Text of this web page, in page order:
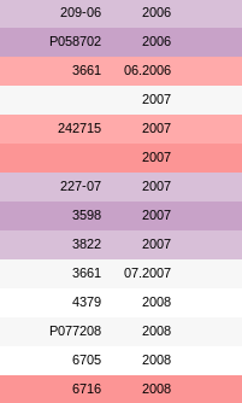
209-06 2006
P058702 2006
3661 06.2006
2007
242715 2007
2007
227-07 2007
3598 2007
3822 2007
3661 07.2007
4379 2008
P077208 2008
6705 2008
6716 2008